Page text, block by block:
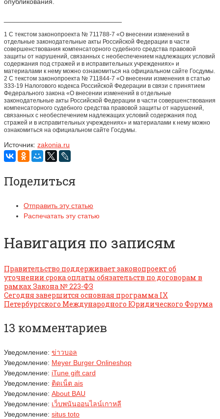
1 С текстом законопроекта № 711788-7 «О внесении изменений в
отдельные законодательные акты Российской Федерации в части
совершенствования компенсаторного судебного средства правовой
защиты от нарушений, связанных с необеспечением надлежащих условий
содержания под стражей и в исправительных учреждениях» и
материалами к нему можно ознакомиться на официальном сайте Госдумы.
2 С текстом законопроекта № 711844-7 «О внесении изменения в статью
333-19 Налогового кодекса Российской Федерации в связи с принятием
Федерального закона «О внесении изменений в отдельные
законодательные акты Российской Федерации в части совершенствования
компенсаторного судебного средства правовой защиты от нарушений,
связанных с необеспечением надлежащих условий содержания под
стражей и в исправительных учреждениях» и материалами к нему можно
ознакомиться на официальном сайте Госдумы.
Источник: zakonia.ru
Поделиться
Отправить эту статью
Распечатать эту статью
Навигация по записям
Правительство поддерживает законопроект об
уточнении срока оплаты обязательств по договорам в
рамках Закона № 223-ФЗ
Сегодня завершится основная программа IX
Петербургского Международного Юридического Форума
13 комментариев
Уведомление: ข่าวบอล
Уведомление: Meyer Burger Onlineshop
Уведомление: iTune gift card
Уведомление: ติดเน็ต ais
Уведомление: About BAU
Уведомление: เว็บพนันออนไลน์เกาหลี
Уведомление: situs toto